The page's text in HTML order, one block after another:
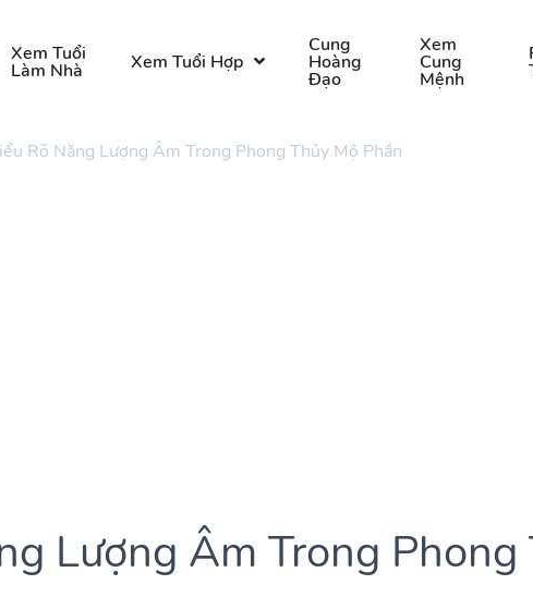
Xem Tuổi
Làm Nhà Xem Tuổi Hợp
Cung
Hoàng
Đạo
Xem
Cung
Mệnh
Rõ Năng Lượng Âm Trong Phong Thủy Mộ Phần
Lượng Âm Trong Phong